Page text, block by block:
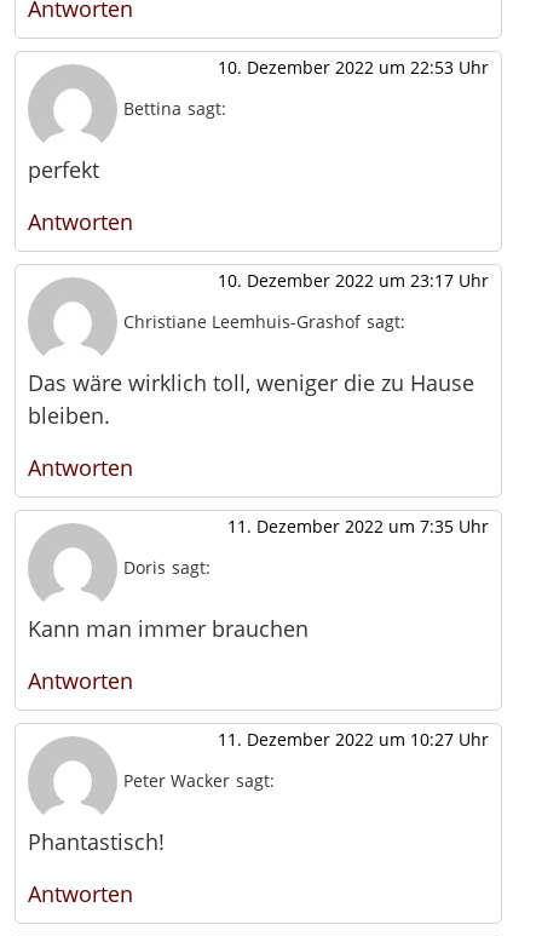
Antworten
Bettina sagt:
10. Dezember 2022 um 22:53 Uhr
perfekt
Antworten
Christiane Leemhuis-Grashof sagt:
10. Dezember 2022 um 23:17 Uhr
Das wäre wirklich toll, weniger die zu Hause
bleiben.
Antworten
Doris sagt:
11. Dezember 2022 um 7:35 Uhr
Kann man immer brauchen
Antworten
Peter Wacker sagt:
11. Dezember 2022 um 10:27 Uhr
Phantastisch!
Antworten